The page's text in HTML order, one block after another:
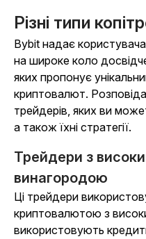
Різні типи
Bybit надає
на широке коло
яких пропонує
криптовалют.
трейдерів, яких ви
а також їхні стратегії.
Трейдери з
винагородою
Ці трейдери
криптовалютою з
використовують